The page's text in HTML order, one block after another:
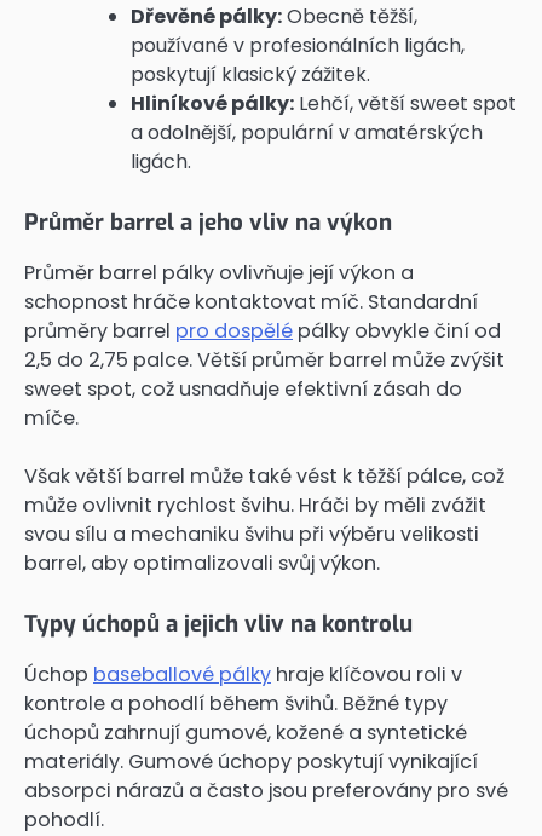
Dřevěné pálky:Obecně těžší,
používané v profesionálních ligách,
poskytují klasický zážitek.
Hliníkové pálky: Lehčí, větší sweet spot
a odolnější, populární v amatérských
ligách.
Průměr barrel a jeho vliv na výkon
Průměr barrel pálky ovlivňuje její výkon a
schopnost hráče kontaktovat míč. Standardní
průměry barrel pro dospělé pálky obvykle činí od
2,5 do 2,75 palce. Větší průměr barrel může zvýšit
sweet spot, což usnadňuje efektivní zásah do
míče.
Však větší barrel může také vést k těžší pálce, což
může ovlivnit rychlost švihu. Hráči by měli zvážit
svou sílu a mechaniku švihu při výběru velikosti
barrel, aby optimalizovali svůj výkon.
Typy úchopů a jejich vliv na kontrolu
Úchop baseballové pálky hraje klíčovou roli v
kontrole a pohodlí během švihů. Běžné typy
úchopů zahrnují gumové, kožené a syntetické
materiály. Gumové úchopy poskytují vynikající
absorpci nárazů a často jsou preferovány pro své
pohodlí.